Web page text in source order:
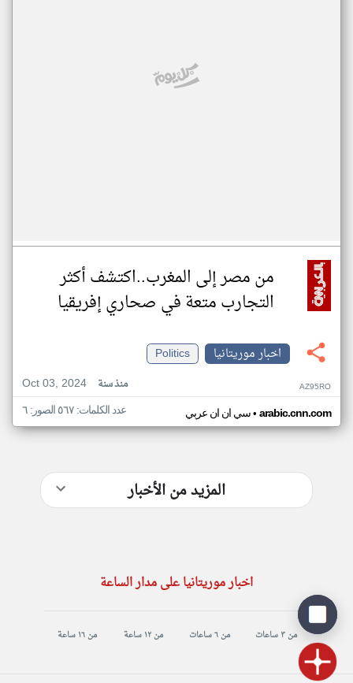
من مصر إلى المغرب..اكتشف أكثر
التجارب متعة في صحاري إفريقيا
اخبار موريتانيا
Politics
Oct 03, 2024
منذ سنة AZ95RO
سي ان ان عربي• arabic.cnn.com عدد الكلمات: ٥٦٧ الصور: ٦
المزيد من الأخبار
اخبار موريتانيا على مدار الساعة
من ٣ ساعات من ٦ ساعات من ١٢ ساعة من ١٦ ساعة